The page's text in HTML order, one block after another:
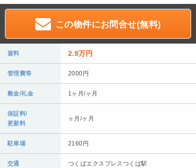
この物件にお問合せ(無料)
賃料 2.9万円
管理費等 2000円
敷金/礼金 1ヶ月/ヶ月
保証料/
更新料
ヶ月/ヶ月
駐車場 2160円
交通 つくばエクスプレスつくば駅